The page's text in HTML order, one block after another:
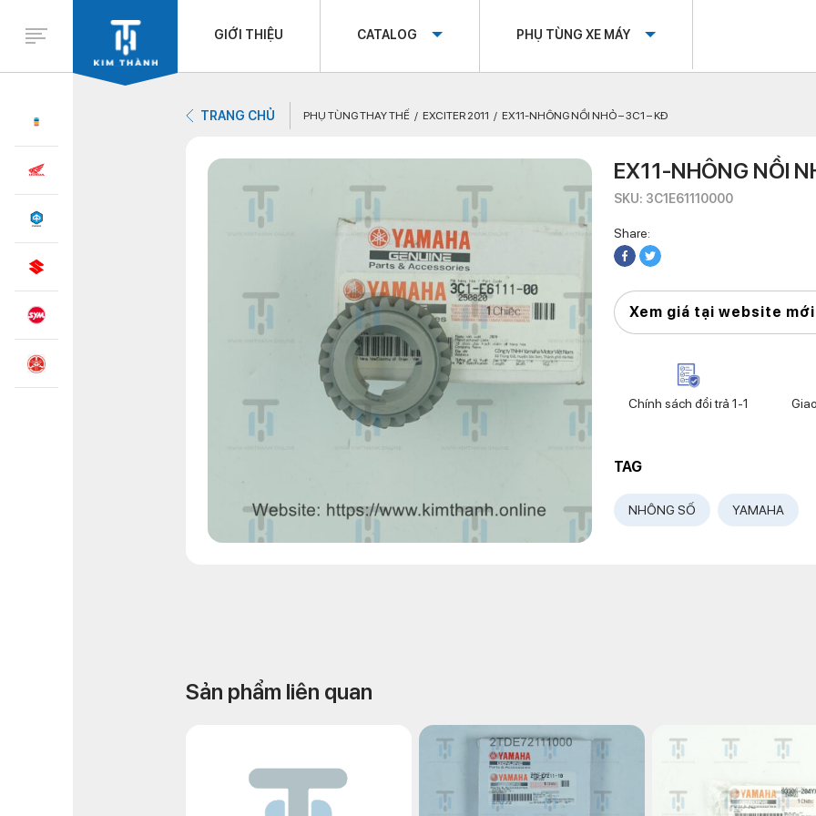
GIỚI THIỆU CATALOG PHỤ TÙNG XE MÁY
TRANG CHỦ PHỤ TÙNG THAY THẾ EXCITER 2011 EX11-NHÔNG NỒI NHỎ – 3C1 – KĐ
EX11-NHÔNG NỒI
SKU: 3C1E61110000
Share:
Xem giá tại website mới
Chính sách đổi trả 1-1
TAG
NHÔNG SỐ YAMAHA
Sản phẩm liên quan